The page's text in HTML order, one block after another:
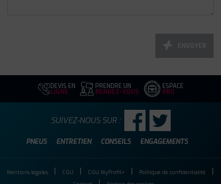
ENVOYER
DEVIS EN
LIGNE
PRENDRE UN
RENDEZ-VOUS
ESPACE
PRO
PNEUS ENTRETIEN CONSEILS ENGAGEMENTS
SUIVEZ-NOUS SUR :
Mentions légales CGU CGU MyProfil+
Politique de confidentialité